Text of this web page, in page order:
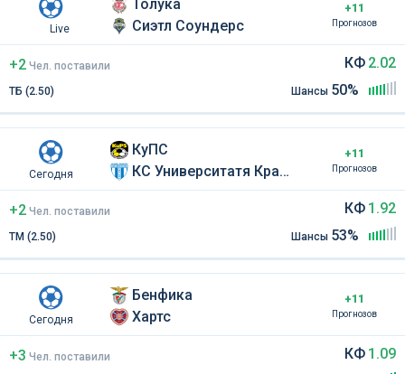
Live
Толука
Сиэтл Соундерс
+11
Прогнозов
+2 Чел поставили
ТБ (2.50)
КФ 2.02
Шансы 50%
Сегодня
КуПС
КС Университатя Крайова
+11
Прогнозов
+2 Чел поставили
ТМ (2.50)
КФ 1.92
Шансы 53%
Сегодня
Бенфика
Хартс
+11
Прогнозов
+3 Чел поставили КФ 1.09